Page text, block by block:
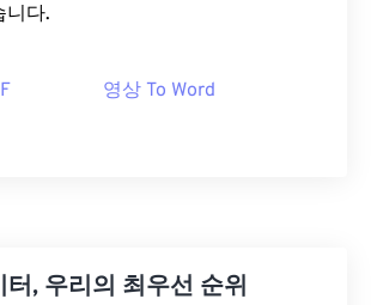
니다.
영상 To Word
, 우리의 최우선 순위